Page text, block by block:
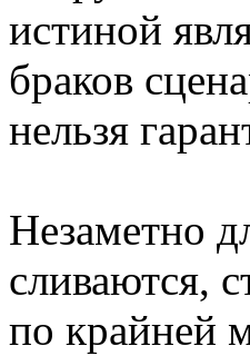
истиной
браков
нельзя
Незаметно
сливаются,
по крайней